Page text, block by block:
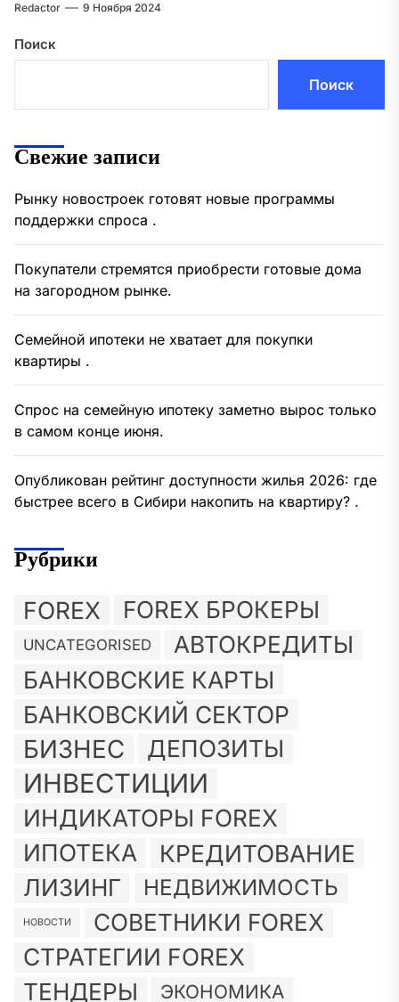
Redactor 9 Ноября 2024
Поиск
Поиск
Свежие записи
Рынку новостроек готовят новые программы
поддержки спроса .
Покупатели стремятся приобрести готовые дома
на загородном рынке.
Семейной ипотеки не хватает для покупки
квартиры .
Спрос на семейную ипотеку заметно вырос только
в самом конце июня.
Опубликован рейтинг доступности жилья 2026: где
быстрее всего в Сибири накопить на квартиру? .
Рубрики
FOREX FOREX БРОКЕРЫ
UNCATEGORISED АВТОКРЕДИТЫ
БАНКОВСКИЕ КАРТЫ
БАНКОВСКИЙ СЕКТОР
БИЗНЕС ДЕПОЗИТЫ
ИНВЕСТИЦИИ
ИНДИКАТОРЫ FOREX
ИПОТЕКА
КРЕДИТОВАНИЕ
ЛИЗИНГ НЕДВИЖИМОСТЬ
НОВОСТИ
СОВЕТНИКИ FOREX
СТРАТЕГИИ FOREX
ТЕНДЕРЫ
ЭКОНОМИКА